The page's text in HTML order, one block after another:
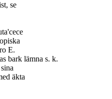
se
E.
bark lämna s. k.
äkta